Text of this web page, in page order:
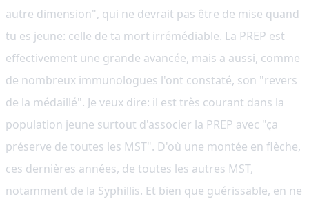
autre dimension", qui ne devrait pas être de mise quand
tu es jeune: celle de ta mort irrémédiable. La PREP est
effectivement une grande avancée, mais a aussi, comme
de nombreux immunologues l'ont constaté, son "revers
de la médaillé". Je veux dire: il est très courant dans la
population jeune surtout d'associer la PREP avec "ça
préserve de toutes les MST". D'où une montée en flèche,
ces dernières années, de toutes les autres MST,
notamment de la Syphillis. Et bien que guérissable, en ne